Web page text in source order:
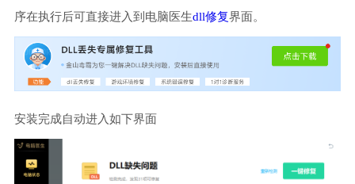
序在执行后可直接进入到电脑医生dll修复界面。
安装完成自动进入如下界面